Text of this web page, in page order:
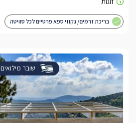
בריכת זרמים/ גקוזי ספא פרטיים לכל סוויטה
שובר מילואים